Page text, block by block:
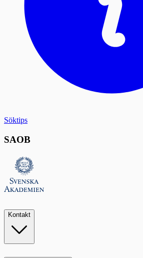
Söktips
SAOB
Kontakt